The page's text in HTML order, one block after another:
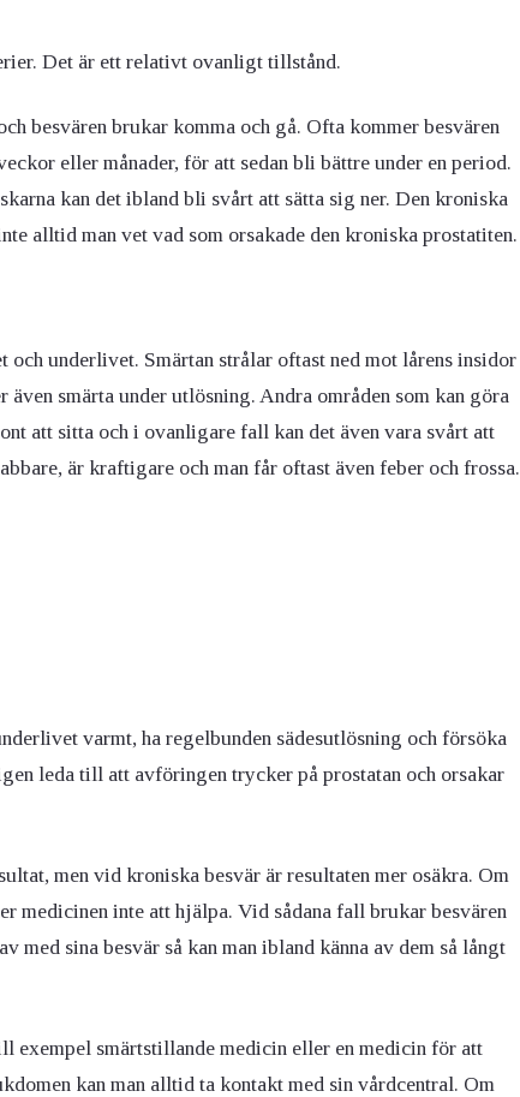
Det är ett relativt ovanligt tillstånd.
besvären brukar komma och gå. Ofta kommer besvären
eller månader, för att sedan bli bättre under en period.
kan det ibland bli svårt att sätta sig ner. Den kroniska
alltid man vet vad som orsakade den kroniska prostatiten.
underlivet. Smärtan strålar oftast ned mot lårens insidor
även smärta under utlösning. Andra områden som kan göra
att sitta och i ovanligare fall kan det även vara svårt att
är kraftigare och man får oftast även feber och frossa.
varmt, ha regelbunden sädesutlösning och försöka
leda till att avföringen trycker på prostatan och orsakar
men vid kroniska besvär är resultaten mer osäkra. Om
medicinen inte att hjälpa. Vid sådana fall brukar besvären
sina besvär så kan man ibland känna av dem så långt
exempel smärtstillande medicin eller en medicin för att
kan man alltid ta kontakt med sin vårdcentral. Om